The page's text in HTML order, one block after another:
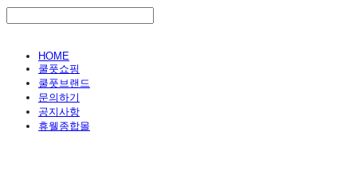
HOME
쿨풋쇼핑
쿨풋브랜드
문의하기
공지사항
휴웰종합몰